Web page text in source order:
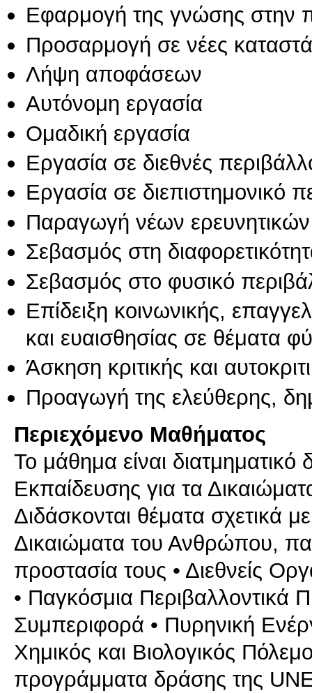
Εφαρμογή της γνώσης στην
Προσαρμογή σε νέες
Λήψη αποφάσεων
Αυτόνομη εργασία
Ομαδική εργασία
Εργασία σε διεθνές
Εργασία σε διεπιστημονικό
Παραγωγή νέων
Σεβασμός στη
Σεβασμός στο φυσικό
Επίδειξη κοινωνικής,
και ευαισθησίας σε θέματα
Άσκηση κριτικής και
Προαγωγή της ελεύθερης,
Περιεχόμενο Μαθήματος
Το μάθημα είναι
Εκπαίδευσης για τα
Διδάσκονται θέματα σχετικά
Δικαιώματα του Ανθρώπου,
προστασία τους • Διεθνείς
• Παγκόσμια Περιβαλλοντικά
Συμπεριφορά • Πυρηνική
Χημικός και Βιολογικός
προγράμματα δράσης της